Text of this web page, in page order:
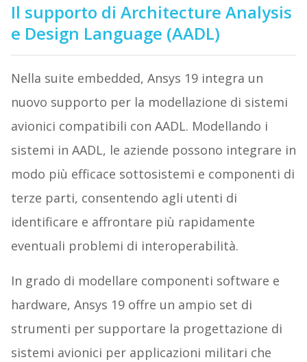
Il supporto di Architecture Analysis
e Design Language (AADL)
Nella suite embedded, Ansys 19 integra un
nuovo supporto per la modellazione di sistemi
avionici compatibili con AADL. Modellando i
sistemi in AADL, le aziende possono integrare in
modo più efficace sottosistemi e componenti di
terze parti, consentendo agli utenti di
identificare e affrontare più rapidamente
eventuali problemi di interoperabilità.
In grado di modellare componenti software e
hardware, Ansys 19 offre un ampio set di
strumenti per supportare la progettazione di
sistemi avionici per applicazioni militari che